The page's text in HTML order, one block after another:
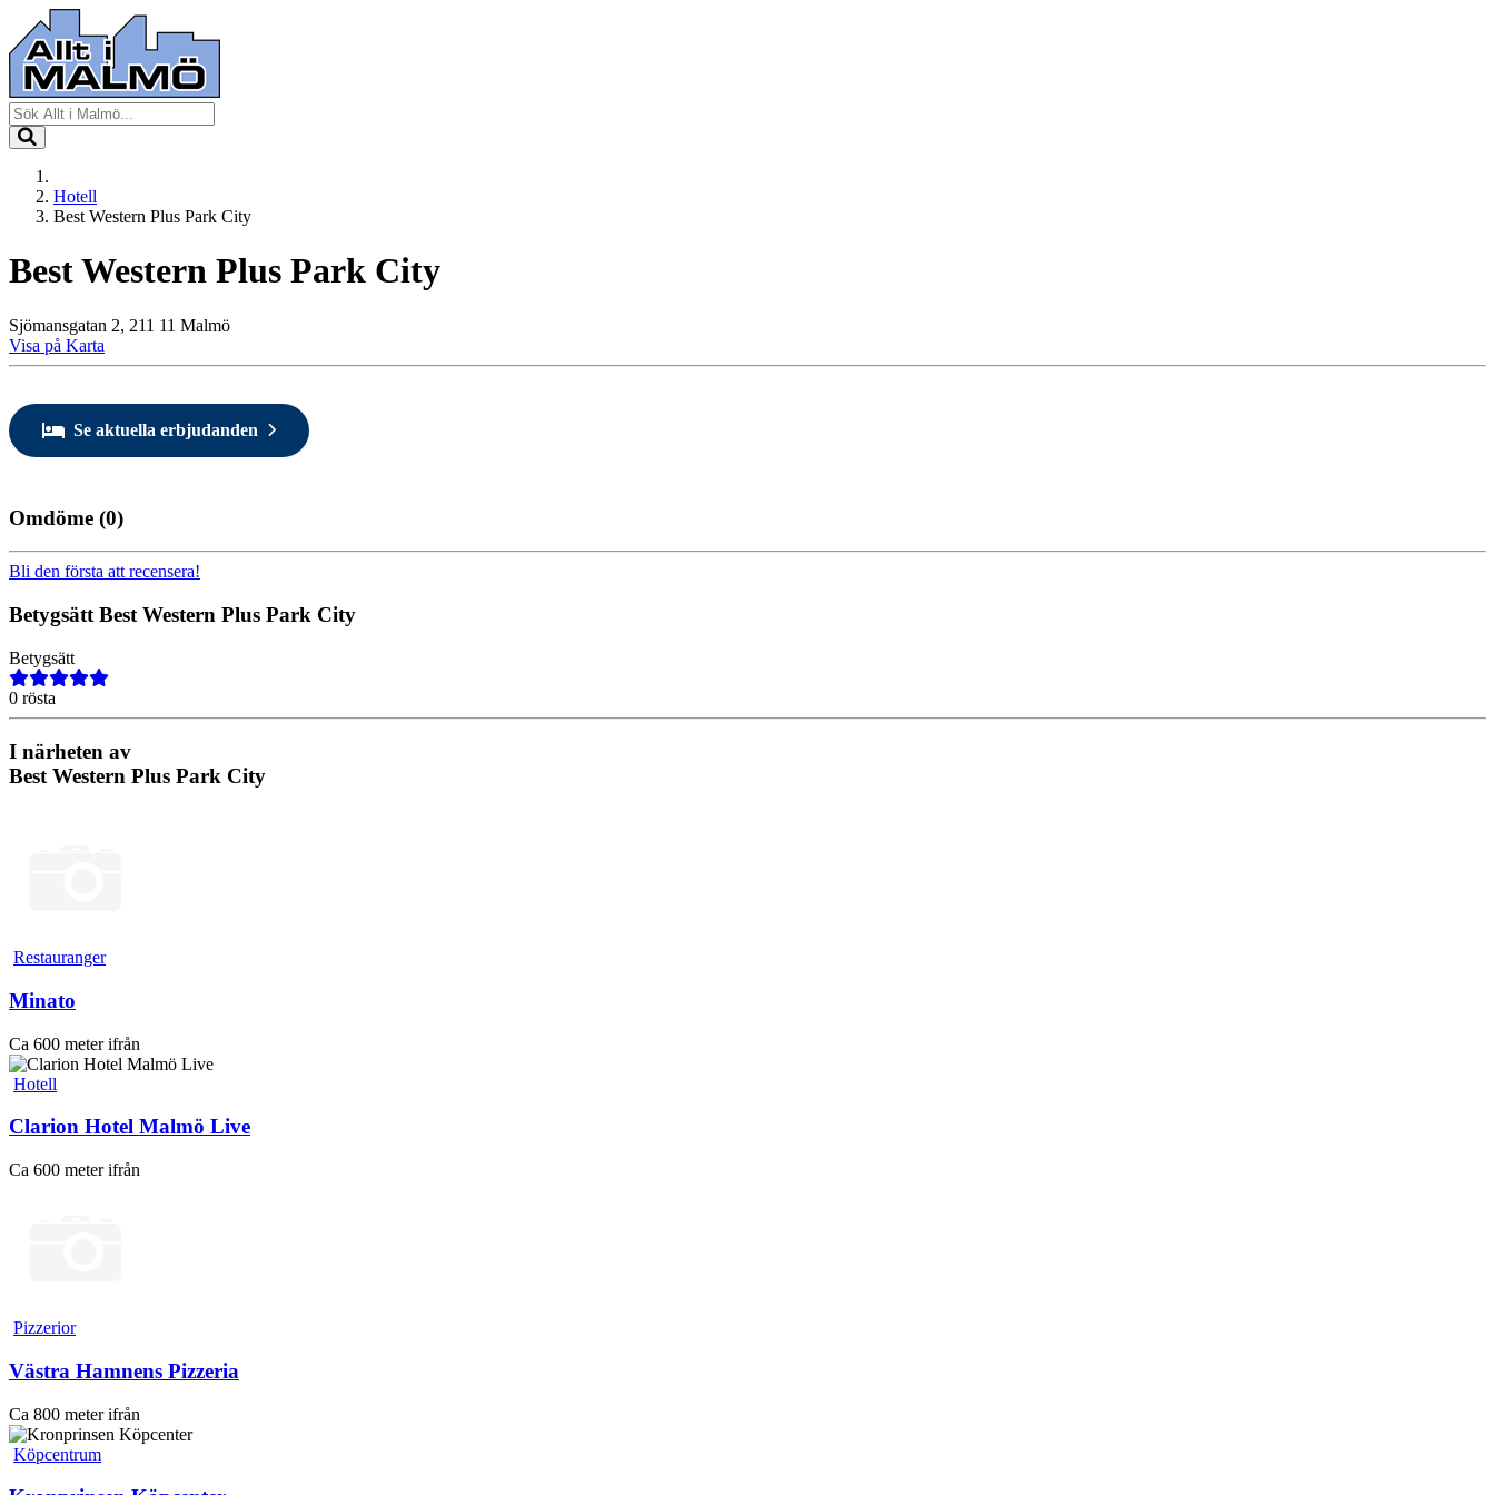
Hotell
Best Western Plus Park City
Best Western Plus Park City
Sjömansgatan 2, 211 11 Malmö
Visa på Karta
Se aktuella erbjudanden
Omdöme (0)
Bli den första att recensera!
Betygsätt Best Western Plus Park City
Betygsätt
0 rösta
I närheten av
Best Western Plus Park City
Restauranger
Minato
Ca 600 meter ifrån
Hotell
Clarion Hotel Malmö Live
Ca 600 meter ifrån
Pizzerior
Västra Hamnens Pizzeria
Ca 800 meter ifrån
Köpcentrum